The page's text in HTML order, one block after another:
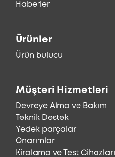
Haberler
Ürünler
Ürün bulucu
Müşteri Hizmetleri
Devreye Alma ve Bakım
Teknik Destek
Yedek parçalar
Onarımlar
Kiralama ve Test Cihazları